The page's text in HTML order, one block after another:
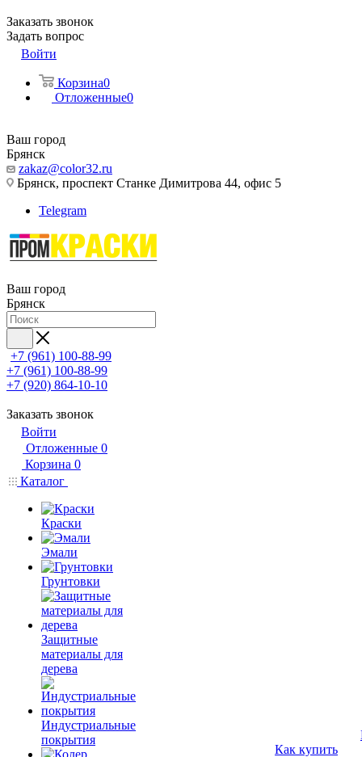
Заказать звонок
Задать вопрос
Войти
Корзина0
Отложенные0
Ваш город
Брянск
zakaz@color32.ru
Брянск, проспект Станке Димитрова 44, офис 5
Telegram
Ваш город
Брянск
+7 (961) 100-88-99
+7 (961) 100-88-99
+7 (920) 864-10-10
Заказать звонок
Войти
Отложенные 0
Корзина 0
Каталог
Краски
Эмали
Грунтовки
Защитные
материалы для
дерева
Индустриальные
покрытия
Как купить